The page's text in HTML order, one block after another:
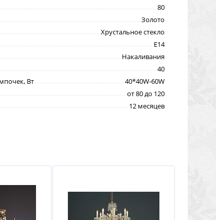
80
Золото
Хрустальное стекло
E14
Накаливания
40
Вт
40*40W-60W
от 80 до 120
12 месяцев